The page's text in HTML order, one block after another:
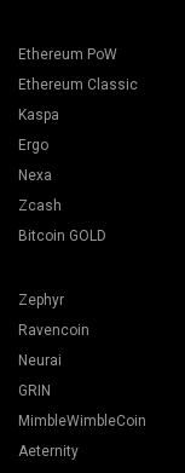
Ethereum PoW
Ethereum Classic
Kaspa
Ergo
Nexa
Zcash
Bitcoin GOLD
Zephyr
Ravencoin
Neurai
GRIN
MimbleWimbleCoin
Aeternity